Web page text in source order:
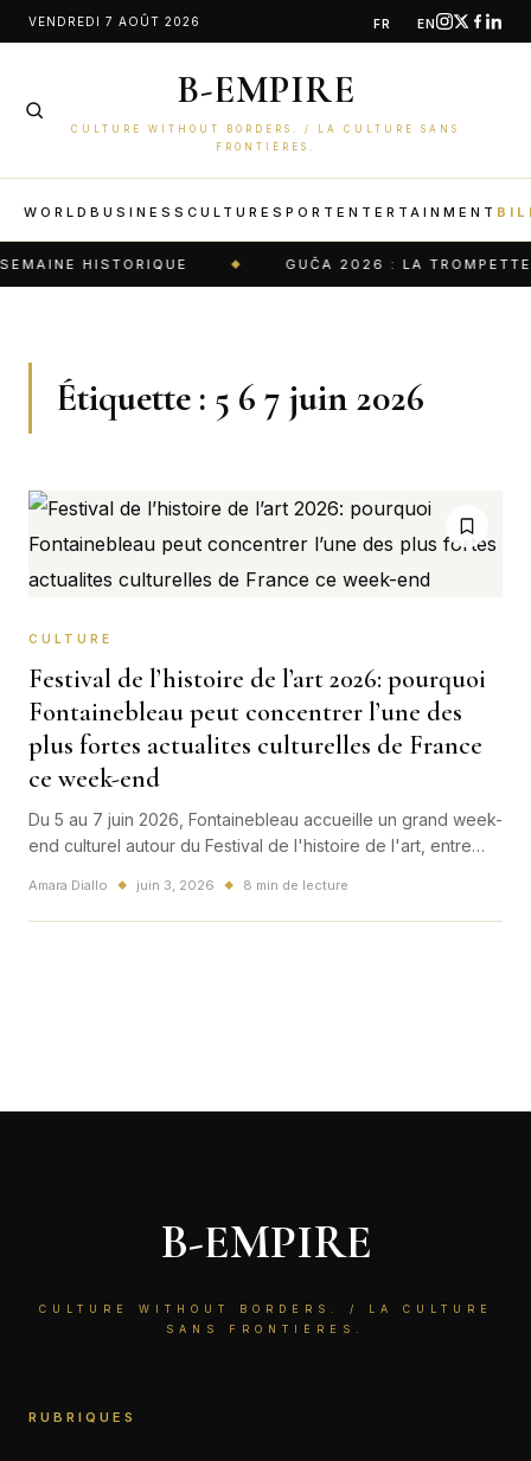
AllerVENDREDI 7 AOÛT 2026 FR EN
B-EMPIRE
CULTURE WITHOUT BORDERS. / LA CULTURE SANS
FRONTIÈRES.
WORLD BUSINESS CULTURE SPORT ENTERTAINMENT
HISTORIQUE GUČA 2026 : LA TROMPETTE
Étiquette : 5 6 7 juin 2026
CULTURE
Festival de l’histoire de l’art 2026: pourquoi
Fontainebleau peut concentrer l’une des
plus fortes actualites culturelles de France
ce week-end
Du 5 au 7 juin 2026, Fontainebleau accueille un grand week-
end culturel autour du Festival de l'histoire de l'art, entre
Amara Diallo ◆ juin 3, 2026 ◆ 8 min de lecture
B-EMPIRE
CULTURE WITHOUT BORDERS. / LA CULTURE
SANS FRONTIÈRES.
RUBRIQUES